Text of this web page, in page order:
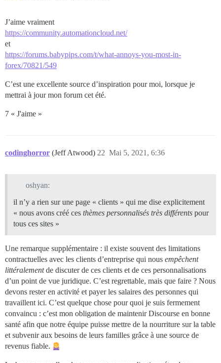
J’aime vraiment
https://community.automationcloud.net/
et
https://forums.babypips.com/t/what-annoys-you-most-in-
forex/70821/549
C’est une excellente source d’inspiration pour moi, lorsque je
mettrai à jour mon forum cet été.
7 « J'aime »
codinghorror (Jeff Atwood) Mai 5, 2021, 6:36
22
oshyan:
il n’y a rien sur une page « clients » qui me dise explicitement
« nous avons créé ces thèmes personnalisés très différents pour
tous ces sites »
Une remarque supplémentaire : il existe souvent des limitations
contractuelles avec les clients d’entreprise qui nous empêchent
littéralementde discuter de ces clients et de ces personnalisations
d’un point de vue juridique. C’est regrettable, mais que faire ? Nous
devons rester en activité et payer les salaires des personnes qui
travaillent ici. C’est quelque chose pour quoi je suis fermement
convaincu : c’est mon obligation de maintenir Discourse en bonne
santé afin que notre équipe puisse mettre de la nourriture sur la table
et subvenir aux besoins de leurs familles grâce à une source de
revenus fiable.